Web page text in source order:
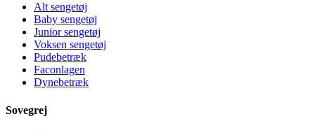
Alt sengetøj
Baby sengetøj
Junior sengetøj
Voksen sengetøj
Pudebetræk
Faconlagen
Dynebetræk
Sovegrej